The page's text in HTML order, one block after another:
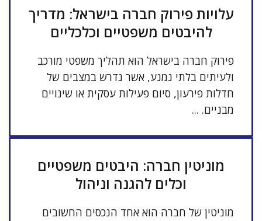
עלויות פירוק חברה בישראל: מדריך
להיבטים משפטיים וכלכליים
פירוק חברה בישראל הוא תהליך משפטי מורכב
ולעיתים בלתי נמנע, אשר נדרש במצבים של
חדלות פירעון, סיום פעילות עסקית או שינויים
מבניים. ...
מוניטין חברה: היבטים משפטיים
וכלים להגנה וניהול
מוניטין של חברה הוא אחד הנכסים החשובים